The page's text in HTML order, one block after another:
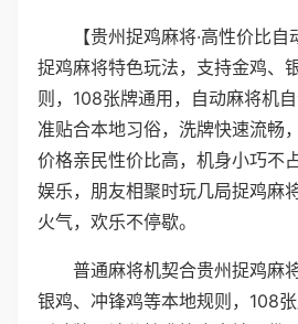
【贵州捉鸡麻将·高性价比
捉鸡麻将特色玩法，支持金鸡、
则，108张牌通用，自动麻将机
准贴合本地习俗，洗牌快速流畅
价格亲民性价比高，机身小巧不
娱乐，朋友相聚时玩几局捉鸡麻
火气，欢乐不停歇。
普通麻将机契合贵州捉鸡麻
银鸡、冲锋鸡等本地规则，108